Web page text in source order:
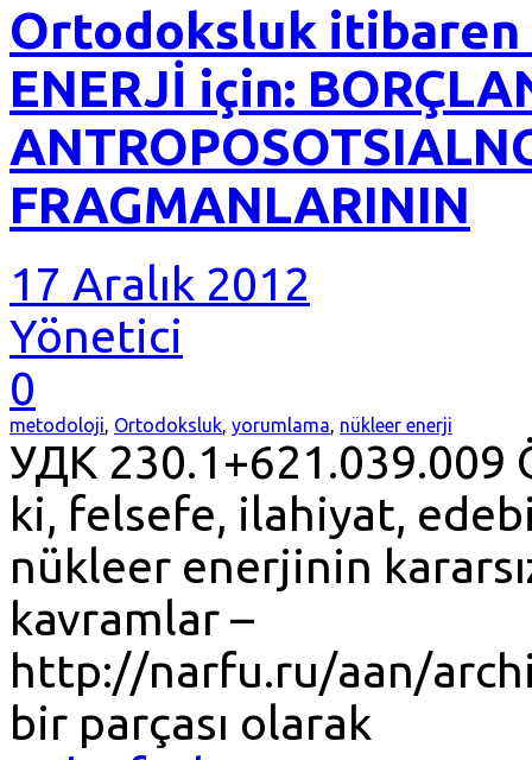
Ortodoksluk itibaren
ENERJİ için:
FRAGMANLARININ
17 Aralık 2012
Yönetici
0
metodoloji, Ortodoksluk, yorumlama, nükleer enerji
УДК 230.1+621.039.009
ki, felsefe, ilahiyat,
nükleer enerjinin
kavramlar –
http://narfu.ru/aan/
bir parçası olarak